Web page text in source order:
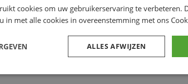
cookies om uw gebruikerservaring te verbeteren.
in met alle cookies in overeenstemming met ons
ALLES AFWIJZEN